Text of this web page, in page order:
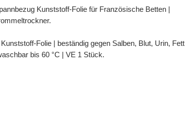
Kunststoff-Folie für Französische Betten |
Folie | beständig gegen Salben, Blut, Urin, Fett
bis 60 °C | VE 1 Stück.